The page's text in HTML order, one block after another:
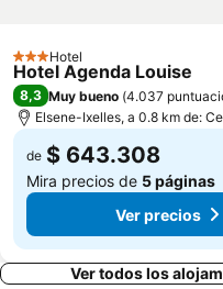
3 Estrellas
Hotel
Hotel Agenda Louise
8,3 Muy bueno (4.037
Elsene-Ixelles, a 0.8 km de:
de $ 643.308
Mira precios de 5 páginas
Ver precios
Ver todos los